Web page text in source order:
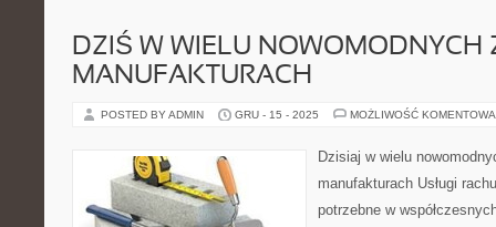
DZIŚ W WIELU NOWOMODNYCH
MANUFAKTURACH
POSTED BY ADMIN GRU - 15 - 2025 MOŻLIWOŚĆ
Dzisiaj w wielu
manufakturach Usługi
potrzebne w